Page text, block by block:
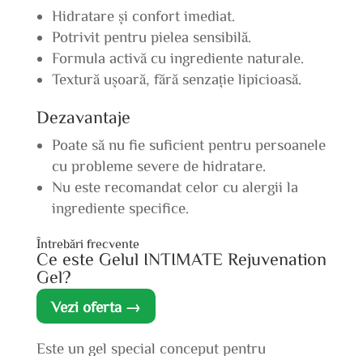
Hidratare și confort imediat.
Potrivit pentru pielea sensibilă.
Formula activă cu ingrediente naturale.
Textură ușoară, fără senzație lipicioasă.
Dezavantaje
Poate să nu fie suficient pentru persoanele
cu probleme severe de hidratare.
Nu este recomandat celor cu alergii la
ingrediente specifice.
Întrebări frecvente
Ce este Gelul INTIMATE Rejuvenation
Gel?
Vezi oferta →
Este un gel special conceput pentru